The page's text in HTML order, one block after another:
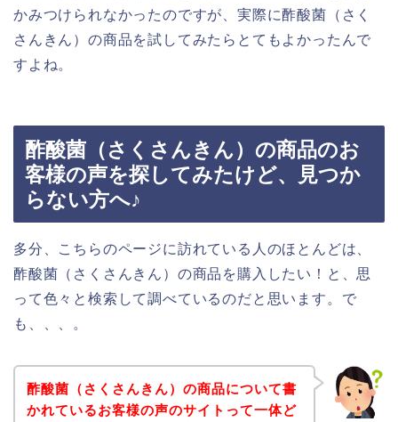
かみつけられなかったのですが、実際に酢酸菌（さく
さんきん）の商品を試してみたらとてもよかったんで
すよね。
酢酸菌（さくさんきん）の商品のお
客様の声を探してみたけど、見つか
らない方へ♪
多分、こちらのページに訪れている人のほとんどは、
酢酸菌（さくさんきん）の商品を購入したい！と、思
って色々と検索して調べているのだと思います。で
も、、、。
酢酸菌（さくさんきん）の商品について書
かれているお客様の声のサイトって一体ど